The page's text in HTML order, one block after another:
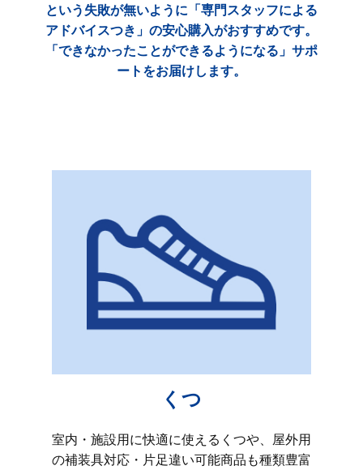
という失敗が無いように「専門スタッフによる
アドバイスつき」の安心購入がおすすめです。
「できなかったことができるようになる」サポ
ートをお届けします。
くつ
室内・施設用に快適に使えるくつや、屋外用
の補装具対応・片足違い可能商品も種類豊富